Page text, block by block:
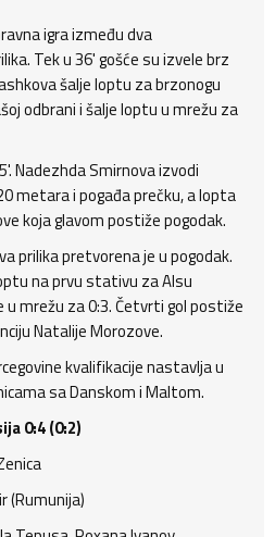
igra između dva
Tek u 36' gošće su izvele brz
šalje loptu za brzonogu
odbrani i šalje loptu u mrežu za
Nadezhda Smirnova izvodi
metara i pogađa prečku, a lopta
koja glavom postiže pogodak.
prilika pretvorena je u pogodak.
na prvu stativu za Alsu
u mrežu za 0:3. Četvrti gol postiže
Natalije Morozove.
kvalifikacije nastavlja u
sa Danskom i Maltom.
0:4 (0:2)
(Rumunija)